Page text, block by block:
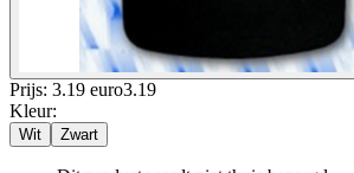
Prijs: 3.19 euro3.19
Kleur:
Wit Zwart